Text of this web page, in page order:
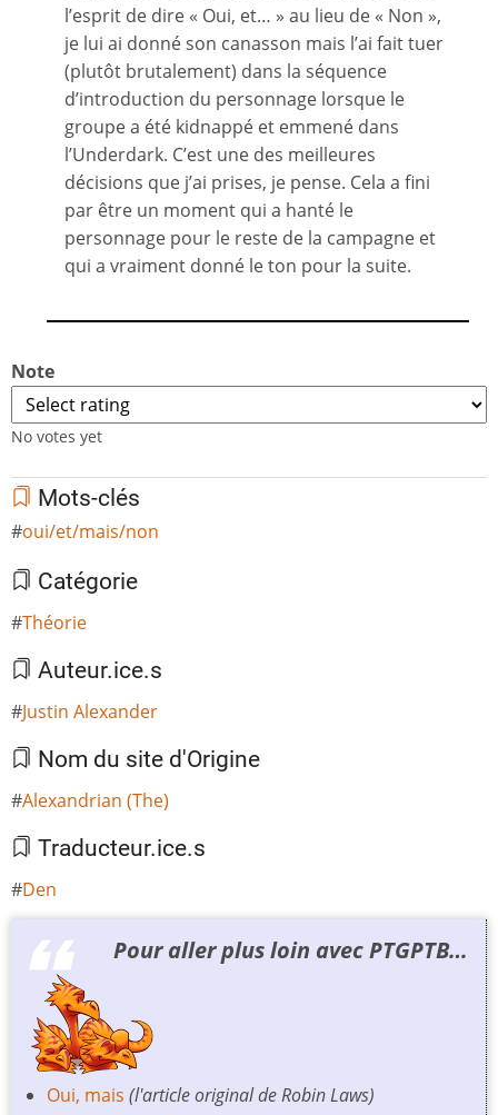
l’esprit de dire « Oui, et… » au lieu de « Non »,
je lui ai donné son canasson mais l’ai fait tuer
(plutôt brutalement) dans la séquence
d’introduction du personnage lorsque le
groupe a été kidnappé et emmené dans
l’Underdark. C’est une des meilleures
décisions que j’ai prises, je pense. Cela a fini
par être un moment qui a hanté le
personnage pour le reste de la campagne et
qui a vraiment donné le ton pour la suite.
Note
No votes yet
Mots-clés
oui/et/mais/non
Catégorie
Théorie
Auteur.ice.s
Justin Alexander
Nom du site d'Origine
Alexandrian (The)
Traducteur.ice.s
Den
Pour aller plus loin avec PTGPTB…
Oui, mais (l'article original de Robin Laws)